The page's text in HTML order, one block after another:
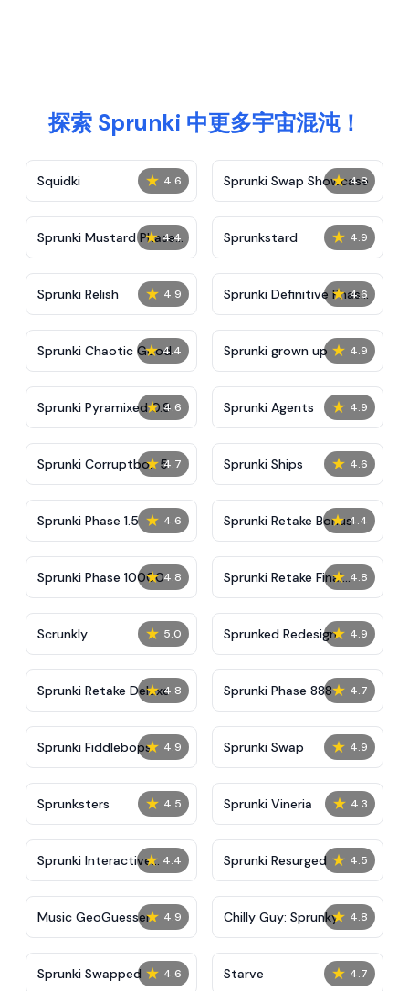
探索 Sprunki 中更多宇宙混沌！
★ 4.6
Squidki ★ 4.8
Sprunki Swap Showcase
★ 4.4
Sprunki Mustard Phase
2
★ 4.9
Sprunkstard
★ 4.9
Sprunki Relish ★ 4.6
Sprunki Definitive Phase
7
★ 4.4
Sprunki Chaotic Good ★ 4.9
Sprunki grown up
★ 4.6
Sprunki Pyramixed 0.9 ★ 4.9
Sprunki Agents
★ 4.7
Sprunki Corruptbox 5 ★ 4.6
Sprunki Ships
★ 4.6
Sprunki Phase 1.5 ★ 4.4
Sprunki Retake Bonus
★ 4.8
Sprunki Phase 10000 ★ 4.8
Sprunki Retake Final
Update
★ 5.0
Scrunkly ★ 4.9
Sprunked Redesign
★ 4.8
Sprunki Retake Deluxe ★ 4.7
Sprunki Phase 888
★ 4.9
Sprunki Fiddlebops ★ 4.9
Sprunki Swap
★ 4.5
Sprunksters ★ 4.3
Sprunki Vineria
★ 4.4
Sprunki Interactive
Tunner
★ 4.5
Sprunki Resurged
★ 4.9
Music GeoGuesser ★ 4.8
Chilly Guy: Sprunky
★ 4.6
Sprunki Swapped ★ 4.7
Starve